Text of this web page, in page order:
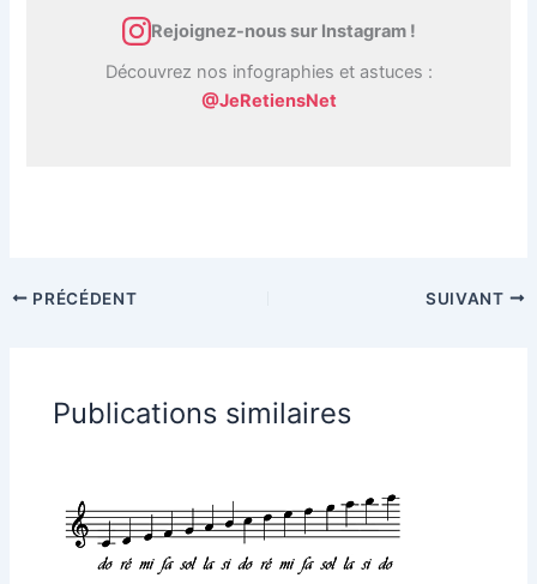
Rejoignez-nous sur Instagram !
Découvrez nos infographies et astuces :
@JeRetiensNet
PRÉCÉDENT SUIVANT
Publications similaires